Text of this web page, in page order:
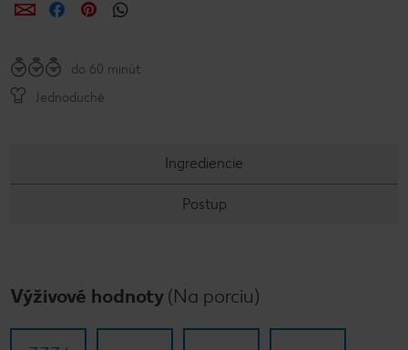
ZdieľaťZdieľaťZdieľať
do 60 minút
Jednoduché
Ingrediencie
Postup
Výživové hodnoty (Na porciu)